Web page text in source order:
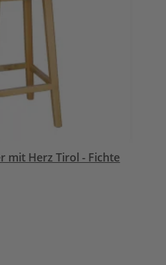
mit Herz Tirol - Fichte